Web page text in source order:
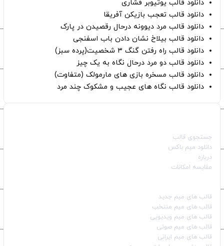
دانلود قالب یوتیوبر فشاری
دانلود قالب تعجب بازیکن آفریقا
دانلود قالب مرد دیوونه درحال رقصیدن در پارک
دانلود قالب بیلاخ نشان دادن باب اسفنجی
دانلود قالب راه رفتن گنگ ۳ شخصیت(پرده سبز)
دانلود قالب دو مرد درحال نگاه به یک چیز
دانلود قالب مسخره بازی های مارمولک (متفاوت)
دانلود قالب نگاه های عجیب و مشکوک چند مرد
جستجوی قالب
دانلود میم باکس
درباره
مقایسه امکانات
قالب‌ های میم جدید
قالب‌ های میم منتخب
قالب‌ های میم ویدیویی
قالب‌ های میم صوتی
قالب‌ های میم ایرانی